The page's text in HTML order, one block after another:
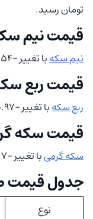
تومان رسید.
قیمت نیم
نیم سکهبا تغییر -۰.۵۴٪ درصدی به ۹۲٬۰۰۰٬۰۰۰ تومان رسید.
قیمت ربع
ربع سکهبا تغییر -۰.۹۷٪ درصدی به ۵۱٬۵۰۰٬۰۰۰ تومان رسید.
قیمت سکه
سکه گرمیبا تغییر -۳.۷٪ درصدی به ۲۷٬۰۰۰٬۰۰۰ تومان رسید.
جدول قیمت طلا
نوع